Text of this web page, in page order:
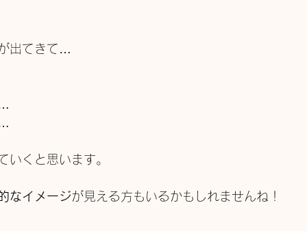
出てきて…
いくと思います。
なイメージが見える方もいるかもしれませんね！